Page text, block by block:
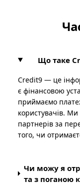
Що таке
Credit9 — це
є фінансовою
приймаємо
користувачів.
партнерів за
того, чи
Чи можу я
та з поганою